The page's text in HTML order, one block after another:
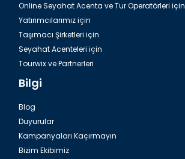
Online Seyahat Acenta ve Tur Operatörleri için
Yatırımcılarımız için
Taşımacı Şirketleri için
Seyahat Acenteleri için
Tourwix ve Partnerleri
Bilgi
Blog
Duyurular
Kampanyaları Kaçırmayın
Bizim Ekibimiz